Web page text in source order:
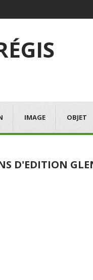
IMAGE OBJET
D'EDITION